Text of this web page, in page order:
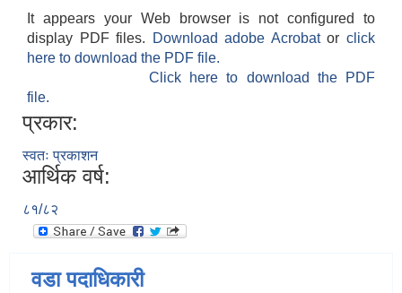
It appears your Web browser is not configured to
display PDF files.
Download adobe Acrobatorclick
here to download the PDF file.
Click here to download the PDF
file.
प्रकार:
स्वतः प्रकाशन
आर्थिक वर्ष:
८१/८२
वडा पदाधिकारी